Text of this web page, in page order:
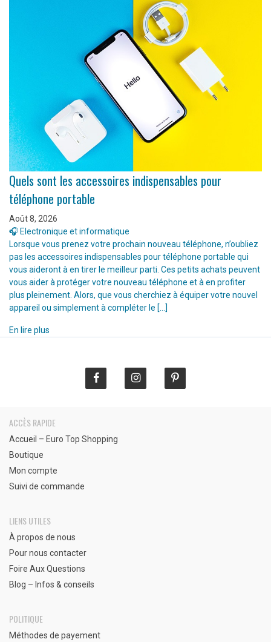
Quels sont les accessoires indispensables pour
téléphone portable
Août 8, 2026
🎧 Electronique et informatique
Lorsque vous prenez votre prochain nouveau téléphone, n’oubliez
pas les accessoires indispensables pour téléphone portable qui
vous aideront à en tirer le meilleur parti. Ces petits achats peuvent
vous aider à protéger votre nouveau téléphone et à en profiter
plus pleinement. Alors, que vous cherchiez à équiper votre nouvel
appareil ou simplement à compléter le […]
En lire plus
ACCÈS RAPIDE
Accueil – Euro Top Shopping
Boutique
Mon compte
Suivi de commande
LIENS UTILES
À propos de nous
Pour nous contacter
Foire Aux Questions
Blog – Infos & conseils
POLITIQUE
Méthodes de payement